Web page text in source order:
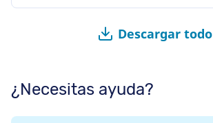
Descargar todo
¿Necesitas ayuda?